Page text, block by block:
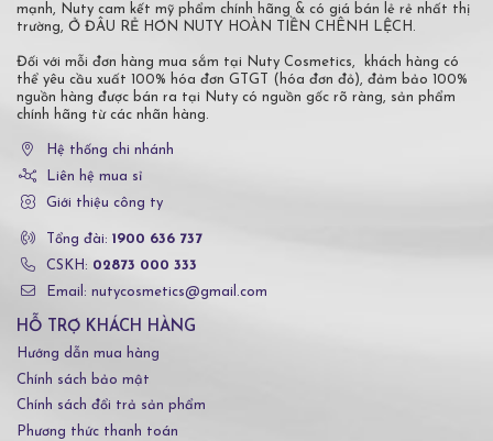
mạnh, Nuty cam kết mỹ phẩm chính hãng & có giá bán lẻ rẻ nhất thị
trường, Ở ĐÂU RẺ HƠN NUTY HOÀN TIỀN CHÊNH LỆCH.
Đối với mỗi đơn hàng mua sắm tại Nuty Cosmetics, khách hàng có
thể yêu cầu xuất 100% hóa đơn GTGT (hóa đơn đỏ), đảm bảo 100%
nguồn hàng được bán ra tại Nuty có nguồn gốc rõ ràng, sản phẩm
chính hãng từ các nhãn hàng.
Hệ thống chi nhánh
Liên hệ mua sỉ
Giới thiệu công ty
Tổng đài: 1900 636 737
CSKH: 02873 000 333
Email: nutycosmetics@gmail.com
HỖ TRỢ KHÁCH HÀNG
Hướng dẫn mua hàng
Chính sách bảo mật
Chính sách đổi trả sản phẩm
Phương thức thanh toán